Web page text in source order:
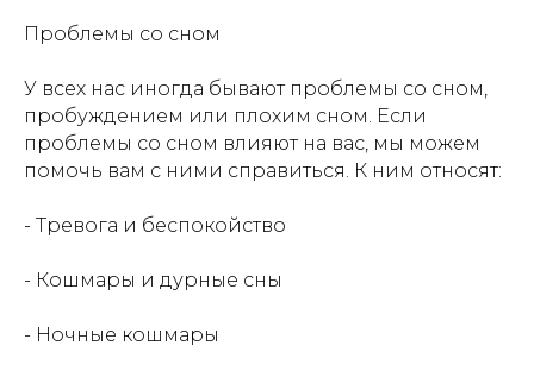
Проблемы со сном
У всех нас иногда бывают проблемы со сном,
пробуждением или плохим сном. Если
проблемы со сном влияют на вас, мы можем
помочь вам с ними справиться. К ним относят:
- Тревога и беспокойство
- Кошмары и дурные сны
- Ночные кошмары